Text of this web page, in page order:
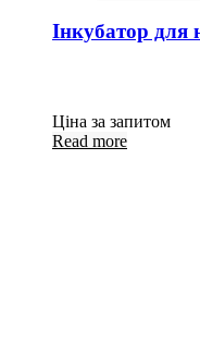
Інкубатор
Ціна за запитом
Read more